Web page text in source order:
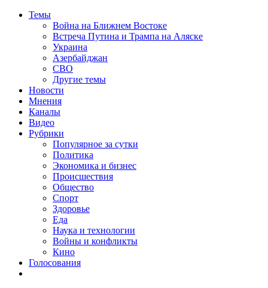
Темы
Война на Ближнем Востоке
Встреча Путина и Трампа на Аляске
Украина
Азербайджан
СВО
Другие темы
Новости
Мнения
Каналы
Видео
Рубрики
Популярное за сутки
Политика
Экономика и бизнес
Происшествия
Общество
Спорт
Здоровье
Еда
Наука и технологии
Войны и конфликты
Кино
Голосования